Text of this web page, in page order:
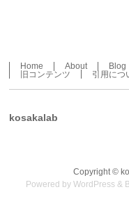
Home About Blog
旧コンテンツ
引用につ
kosakalab
Copyright ©
Powered byWordPress &